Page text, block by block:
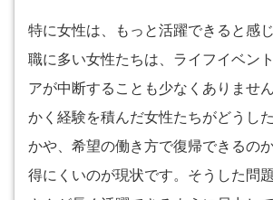
特に女性は、もっと活躍できると感
職に多い女性たちは、ライフイベン
アが中断することも少なくありませ
かく経験を積んだ女性たちがどうし
かや、希望の働き方で復帰できるの
得にくいのが現状です。そうした問